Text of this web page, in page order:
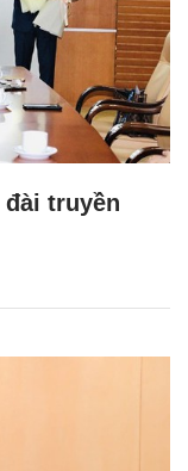
đài truyền